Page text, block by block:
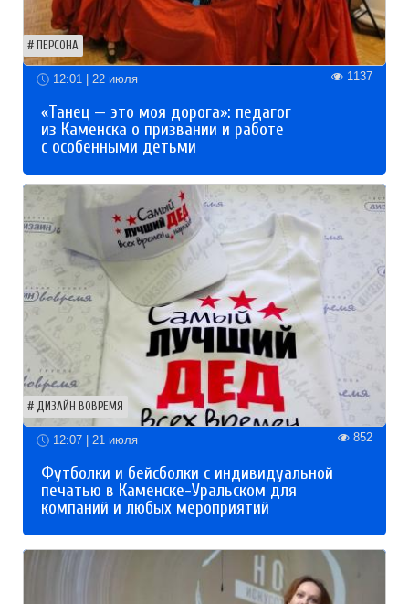
ПЕРСОНА
12:01 | 22 июля 1137
«Танец — это моя дорога»: педагог
из Каменска о призвании и работе
с особенными детьми
ДИЗАЙН ВОВРЕМЯ
12:07 | 21 июля 852
Футболки и бейсболки с индивидуальной
печатью в Каменске-Уральском для
компаний и любых мероприятий